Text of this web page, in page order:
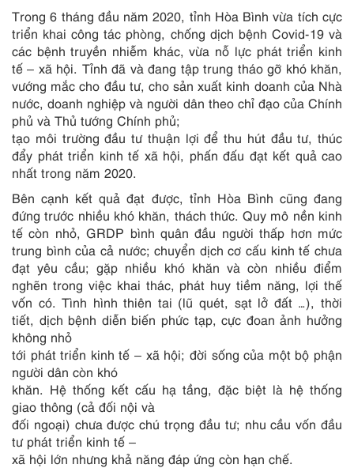
Trong 6 tháng đầu năm 2020, tỉnh Hòa Bình vừa tích cực
triển khai công tác phòng, chống dịch bệnh Covid-19 và
các bệnh truyền nhiễm khác, vừa nỗ lực phát triển kinh
tế – xã hội. Tỉnh đã và đang tập trung tháo gỡ khó khăn,
vướng mắc cho đầu tư, cho sản xuất kinh doanh của Nhà
nước, doanh nghiệp và người dân theo chỉ đạo của Chính
phủ và Thủ tướng Chính phủ;
tạo môi trường đầu tư thuận lợi để thu hút đầu tư, thúc
đẩy phát triển kinh tế xã hội, phấn đấu đạt kết quả cao
nhất trong năm 2020.
Bên cạnh kết quả đạt được, tỉnh Hòa Bình cũng đang
đứng trước nhiều khó khăn, thách thức. Quy mô nền kinh
tế còn nhỏ, GRDP bình quân đầu người thấp hơn mức
trung bình của cả nước; chuyển dịch cơ cấu kinh tế chưa
đạt yêu cầu; gặp nhiều khó khăn và còn nhiều điểm
nghẽn trong việc khai thác, phát huy tiềm năng, lợi thế
vốn có. Tình hình thiên tai (lũ quét, sạt lở đất …), thời
tiết, dịch bệnh diễn biến phức tạp, cực đoan ảnh hưởng
không nhỏ
tới phát triển kinh tế – xã hội; đời sống của một bộ phận
người dân còn khó
khăn. Hệ thống kết cấu hạ tầng, đặc biệt là hệ thống
giao thông (cả đối nội và
đối ngoại) chưa được chú trọng đầu tư; nhu cầu vốn đầu
tư phát triển kinh tế –
xã hội lớn nhưng khả năng đáp ứng còn hạn chế.